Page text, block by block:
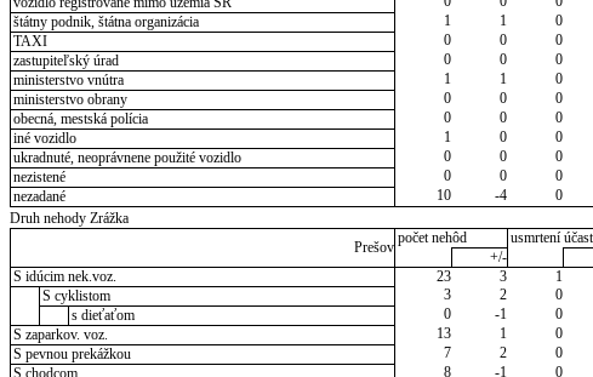
štátny podnik, štátna organizácia
1 1 0
TAXI
0 0 0
zastupiteľský úrad
0 0 0
ministerstvo vnútra
1 1 0
ministerstvo obrany
0 0 0
obecná, mestská polícia
0 0 0
iné vozidlo
1 0 0
ukradnuté, neoprávnene použité vozidlo
0 0 0
nezistené
0 0 0
nezadané
10 -4 0
Druh nehody Zrážka
Prešov
počet nehôd usmrtení
+/-
S idúcim nek.voz.
23 3 1
S cyklistom
3 2 0
s dieťaťom
0 -1 0
S zaparkov. voz.
13 1 0
S pevnou prekážkou
7 2 0
8 -1 0